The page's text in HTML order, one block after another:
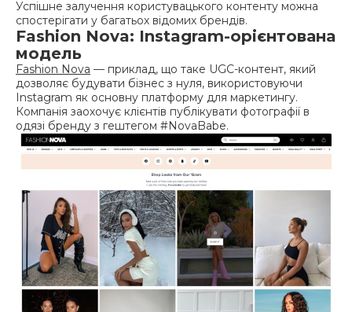
Успішне залучення користувацького контенту можна
спостерігати у багатьох відомих брендів.
Fashion Nova: Instagram-орієнтована
модель
Fashion Nova — приклад, що таке UGC-контент, який
дозволяє будувати бізнес з нуля, використовуючи
Instagram як основну платформу для маркетингу.
Компанія заохочує клієнтів публікувати фотографії в
одязі бренду з гештегом #NovaBabe.